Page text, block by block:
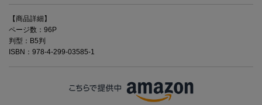
【商品詳細】
ページ数：96P
判型：B5判
ISBN：978-4-299-03585-1